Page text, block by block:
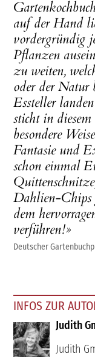
auf der Hand
vordergründig
Pflanzen
zu weiten,
oder der Natur
Essteller
sticht in
besondere
Fantasie und
schon einmal
Dahlien-Chips
dem
verführen!»
Deutscher
INFOS ZUR
Judith
Judith